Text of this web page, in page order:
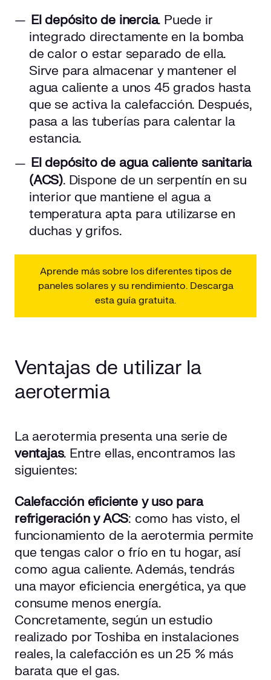
El depósito de inercia. Puede ir
integrado directamente en la bomba
de calor o estar separado de ella.
Sirve para almacenar y mantener el
agua caliente a unos 45 grados hasta
que se activa la calefacción. Después,
pasa a las tuberías para calentar la
estancia.
El depósito de agua caliente sanitaria
(ACS). Dispone de un serpentín en su
interior que mantiene el agua a
temperatura apta para utilizarse en
duchas y grifos.
Aprende más sobre los diferentes tipos de
paneles solares y su rendimiento. Descarga
esta guía gratuita.
Ventajas de utilizar la
aerotermia
La aerotermia presenta una serie de
ventajas. Entre ellas, encontramos las
siguientes:
Calefacción eficiente y uso para
refrigeración y ACS: como has visto, el
funcionamiento de la aerotermia permite
que tengas calor o frío en tu hogar, así
como agua caliente. Además, tendrás
una mayor eficiencia energética, ya que
consume menos energía.
Concretamente, según un estudio
realizado por Toshiba en instalaciones
reales, la calefacción es un 25 % más
barata que el gas.